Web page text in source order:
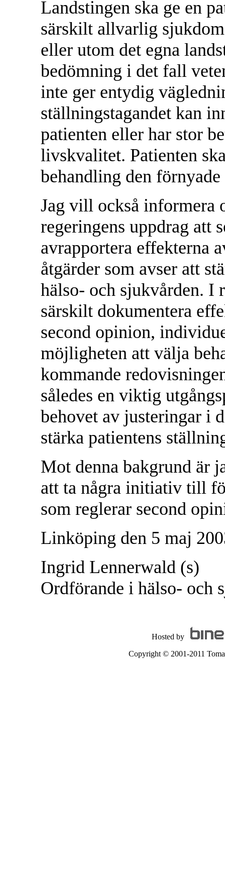
Landstingen ska ge en
särskilt allvarlig
eller utom det egna
bedömning i det fall
inte ger entydig
ställningstagandet kan
patienten eller har stor
livskvalitet. Patienten
behandling den
Jag vill också informera
regeringens uppdrag att
avrapportera effekterna
åtgärder som avser att
hälso- och sjukvården. I
särskilt dokumentera
second opinion,
möjligheten att välja
kommande
således en viktig
behovet av justeringar i
stärka patientens
Mot denna bakgrund är
att ta några initiativ till
som reglerar second
Linköping den 5 maj
Ingrid Lennerwald (s)
Ordförande i hälso- och
Hosted by
Copyright © 2001-2011